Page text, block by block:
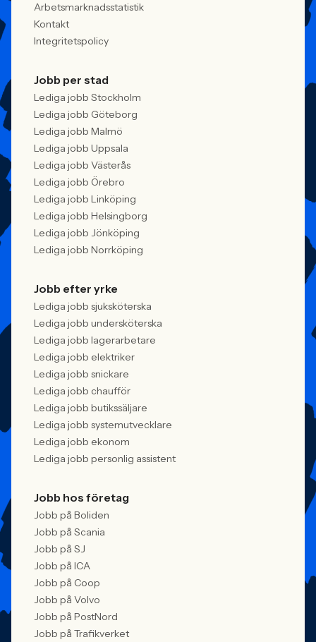
Arbetsmarknadsstatistik
Kontakt
Integritetspolicy
Jobb per stad
Lediga jobb Stockholm
Lediga jobb Göteborg
Lediga jobb Malmö
Lediga jobb Uppsala
Lediga jobb Västerås
Lediga jobb Örebro
Lediga jobb Linköping
Lediga jobb Helsingborg
Lediga jobb Jönköping
Lediga jobb Norrköping
Jobb efter yrke
Lediga jobb sjuksköterska
Lediga jobb undersköterska
Lediga jobb lagerarbetare
Lediga jobb elektriker
Lediga jobb snickare
Lediga jobb chaufför
Lediga jobb butikssäljare
Lediga jobb systemutvecklare
Lediga jobb ekonom
Lediga jobb personlig assistent
Jobb hos företag
Jobb på Boliden
Jobb på Scania
Jobb på SJ
Jobb på ICA
Jobb på Coop
Jobb på Volvo
Jobb på PostNord
Jobb på Trafikverket